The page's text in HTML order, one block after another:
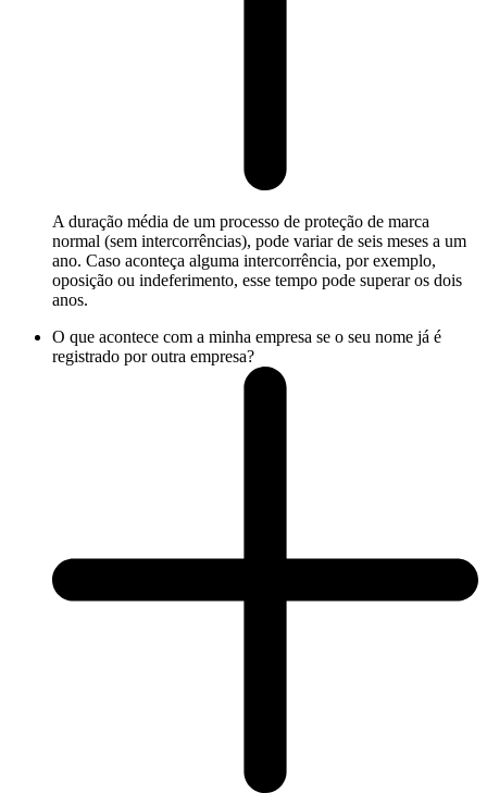
A duração média de um processo de proteção de marca
normal (sem intercorrências), pode variar de seis meses a um
ano. Caso aconteça alguma intercorrência, por exemplo,
oposição ou indeferimento, esse tempo pode superar os dois
anos.
O que acontece com a minha empresa se o seu nome já é
registrado por outra empresa?